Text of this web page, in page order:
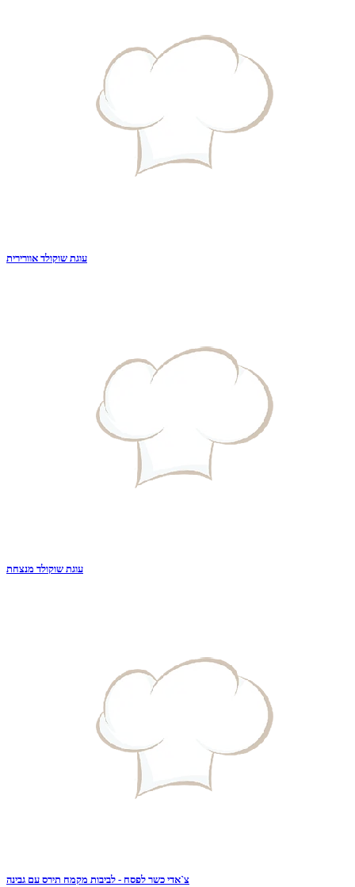
עוגת שוקולד אוורירית
עוגת שוקולד מנצחת
צ`אדי כשר לפסח - לביבות מקמח תירס עם גבינה